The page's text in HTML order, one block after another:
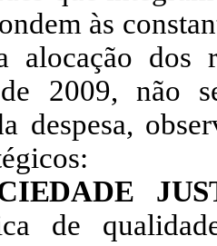
às
alocação
de 2009, não
despesa,
de